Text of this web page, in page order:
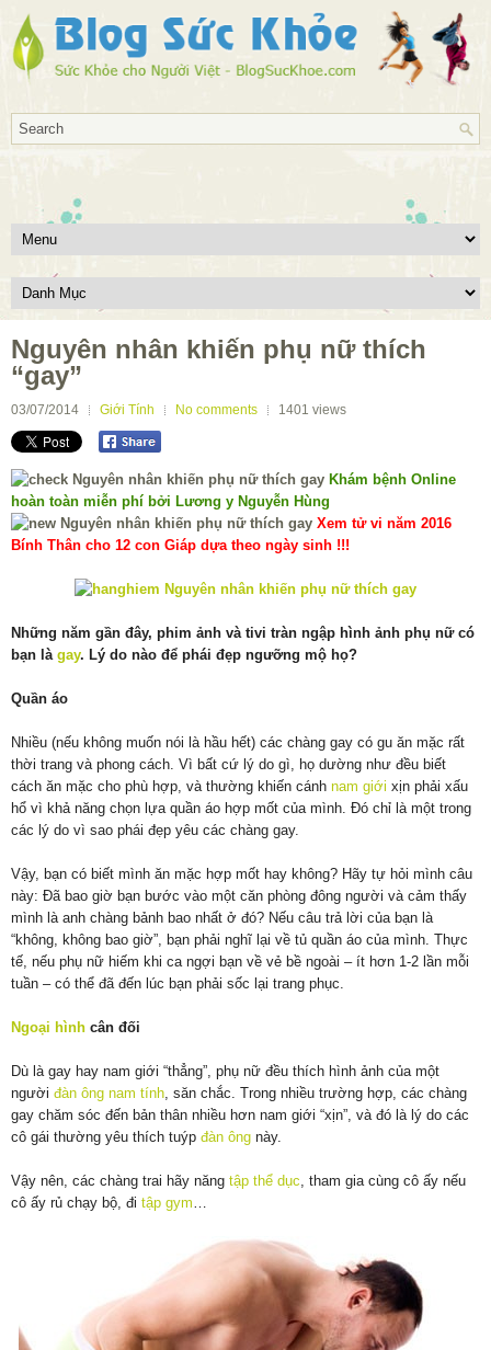
Nguyên nhân khiến phụ nữ thích
“gay”
03/07/2014 Giới Tính No comments 1401 views
Khám bệnh Online
hoàn toàn miễn phí bởi Lương y Nguyễn Hùng
Xem tử vi năm 2016
Bính Thân cho 12 con Giáp dựa theo ngày sinh !!!
Những năm gần đây, phim ảnh và tivi tràn ngập hình ảnh phụ nữ có
bạn là gay. Lý do nào để phái đẹp ngưỡng mộ họ?
Quần áo
Nhiều (nếu không muốn nói là hầu hết) các chàng gay có gu ăn mặc rất
thời trang và phong cách. Vì bất cứ lý do gì, họ dường như đều biết
cách ăn mặc cho phù hợp, và thường khiến cánh nam giới xịn phải xấu
hổ vì khả năng chọn lựa quần áo hợp mốt của mình. Đó chỉ là một trong
các lý do vì sao phái đẹp yêu các chàng gay.
Vậy, bạn có biết mình ăn mặc hợp mốt hay không? Hãy tự hỏi mình câu
này: Đã bao giờ bạn bước vào một căn phòng đông người và cảm thấy
mình là anh chàng bảnh bao nhất ở đó? Nếu câu trả lời của bạn là
“không, không bao giờ”, bạn phải nghĩ lại về tủ quần áo của mình. Thực
tế, nếu phụ nữ hiếm khi ca ngợi bạn về vẻ bề ngoài – ít hơn 1-2 lần mỗi
tuần – có thể đã đến lúc bạn phải sốc lại trang phục.
Ngoại hình cân đối
Dù là gay hay nam giới “thẳng”, phụ nữ đều thích hình ảnh của một
người đàn ông nam tính, săn chắc. Trong nhiều trường hợp, các chàng
gay chăm sóc đến bản thân nhiều hơn nam giới “xịn”, và đó là lý do các
cô gái thường yêu thích tuýp đàn ông này.
Vậy nên, các chàng trai hãy năng tập thể dục, tham gia cùng cô ấy nếu
cô ấy rủ chạy bộ, đi tập gym…